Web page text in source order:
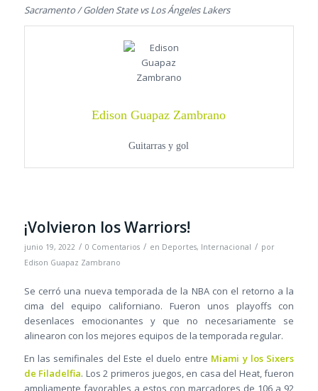
Sacramento / Golden State vs Los Ángeles Lakers
Edison Guapaz Zambrano
Guitarras y gol
¡Volvieron los Warriors!
junio 19, 2022 / 0 Comentarios / en Deportes, Internacional / por
Edison Guapaz Zambrano
Se cerró una nueva temporada de la NBA con el retorno a la
cima del equipo californiano. Fueron unos playoffs con
desenlaces emocionantes y que no necesariamente se
alinearon con los mejores equipos de la temporada regular.
En las semifinales del Este el duelo entre Miami y los Sixers
de Filadelfia. Los 2 primeros juegos, en casa del Heat, fueron
ampliamente favorables a estos con marcadores de 106 a 92